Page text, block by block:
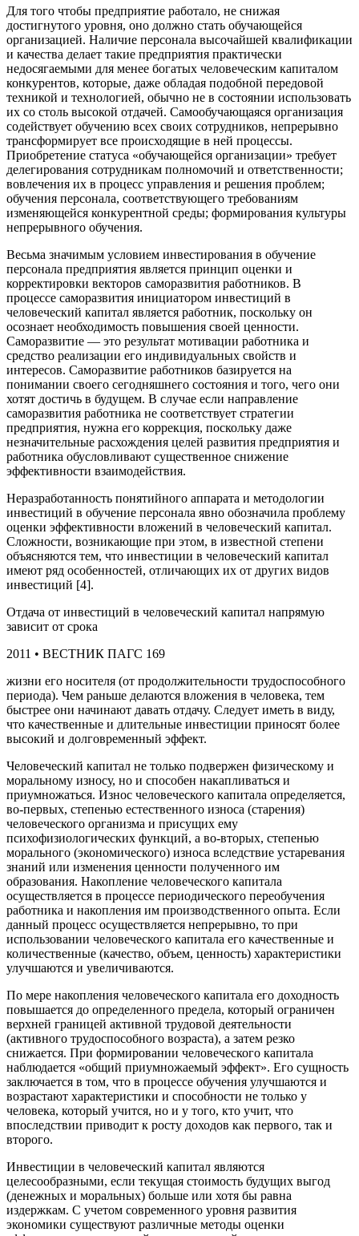
Для того чтобы предприятие работало, не снижая
достигнутого уровня, оно должно стать обучающейся
организацией. Наличие персонала высочайшей квалификации
и качества делает такие предприятия практически
недосягаемыми для менее богатых человеческим капиталом
конкурентов, которые, даже обладая подобной передовой
техникой и технологией, обычно не в состоянии использовать
их со столь высокой отдачей. Самообучающаяся организация
содействует обучению всех своих сотрудников, непрерывно
трансформирует все происходящие в ней процессы.
Приобретение статуса «обучающейся организации» требует
делегирования сотрудникам полномочий и ответственности;
вовлечения их в процесс управления и решения проблем;
обучения персонала, соответствующего требованиям
изменяющейся конкурентной среды; формирования культуры
непрерывного обучения.
Весьма значимым условием инвестирования в обучение
персонала предприятия является принцип оценки и
корректировки векторов саморазвития работников. В
процессе саморазвития инициатором инвестиций в
человеческий капитал является работник, поскольку он
осознает необходимость повышения своей ценности.
Саморазвитие — это результат мотивации работника и
средство реализации его индивидуальных свойств и
интересов. Саморазвитие работников базируется на
понимании своего сегодняшнего состояния и того, чего они
хотят достичь в будущем. В случае если направление
саморазвития работника не соответствует стратегии
предприятия, нужна его коррекция, поскольку даже
незначительные расхождения целей развития предприятия и
работника обусловливают существенное снижение
эффективности взаимодействия.
Неразработанность понятийного аппарата и методологии
инвестиций в обучение персонала явно обозначила проблему
оценки эффективности вложений в человеческий капитал.
Сложности, возникающие при этом, в известной степени
объясняются тем, что инвестиции в человеческий капитал
имеют ряд особенностей, отличающих их от других видов
инвестиций [4].
Отдача от инвестиций в человеческий капитал напрямую
зависит от срока
2011 • ВЕСТНИК ПАГС 169
жизни его носителя (от продолжительности трудоспособного
периода). Чем раньше делаются вложения в человека, тем
быстрее они начинают давать отдачу. Следует иметь в виду,
что качественные и длительные инвестиции приносят более
высокий и долговременный эффект.
Человеческий капитал не только подвержен физическому и
моральному износу, но и способен накапливаться и
приумножаться. Износ человеческого капитала определяется,
во-первых, степенью естественного износа (старения)
человеческого организма и присущих ему
психофизиологических функций, а во-вторых, степенью
морального (экономического) износа вследствие устаревания
знаний или изменения ценности полученного им
образования. Накопление человеческого капитала
осуществляется в процессе периодического переобучения
работника и накопления им производственного опыта. Если
данный процесс осуществляется непрерывно, то при
использовании человеческого капитала его качественные и
количественные (качество, объем, ценность) характеристики
улучшаются и увеличиваются.
По мере накопления человеческого капитала его доходность
повышается до определенного предела, который ограничен
верхней границей активной трудовой деятельности
(активного трудоспособного возраста), а затем резко
снижается. При формировании человеческого капитала
наблюдается «общий приумножаемый эффект». Его сущность
заключается в том, что в процессе обучения улучшаются и
возрастают характеристики и способности не только у
человека, который учится, но и у того, кто учит, что
впоследствии приводит к росту доходов как первого, так и
второго.
Инвестиции в человеческий капитал являются
целесообразными, если текущая стоимость будущих выгод
(денежных и моральных) больше или хотя бы равна
издержкам. С учетом современного уровня развития
экономики существуют различные методы оценки